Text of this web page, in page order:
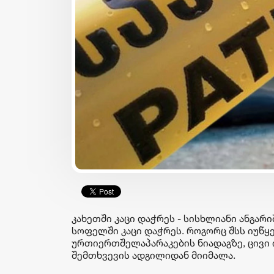
კახეთში კაცი დაჭრეს - სისხლიანი
სოფელში კაცი დაჭრეს. როგორც შსს
ურთიერთშელაპარაკების ნიადაგზე, ცივი
შემთხვევის ადგილიდან მიიმალა.
ბანკი CEE
დაასახელა
ბიზნესი & ეკონომიკა
საქართველოს ბანკის
„მცირე ბიზნესის ჯაჭვში“